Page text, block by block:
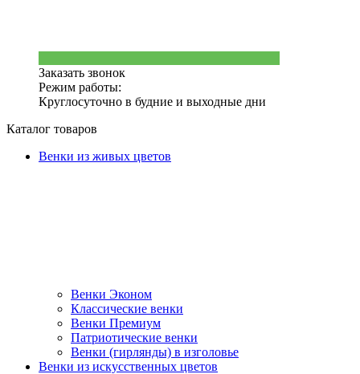
Заказать звонок
Режим работы:
Круглосуточно в будние и выходные дни
Каталог товаров
Венки из живых цветов
Венки Эконом
Классические венки
Венки Премиум
Патриотические венки
Венки (гирлянды) в изголовье
Венки из искусственных цветов